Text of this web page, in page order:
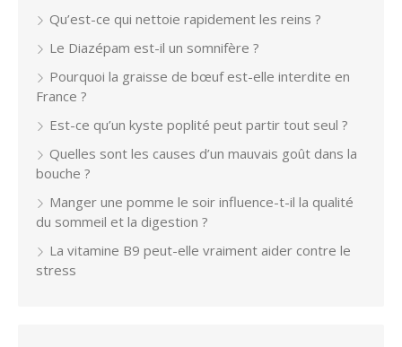
Qu’est-ce qui nettoie rapidement les reins ?
Le Diazépam est-il un somnifère ?
Pourquoi la graisse de bœuf est-elle interdite en
France ?
Est-ce qu’un kyste poplité peut partir tout seul ?
Quelles sont les causes d’un mauvais goût dans la
bouche ?
Manger une pomme le soir influence-t-il la qualité
du sommeil et la digestion ?
La vitamine B9 peut-elle vraiment aider contre le
stress